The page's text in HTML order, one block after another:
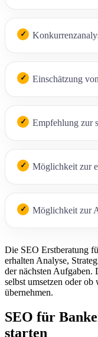
Einschätzung
Empfehlung zur
Möglichkeit zur
Möglichkeit zur
Die SEO Erstberatung
erhalten Analyse,
der nächsten Aufgaben.
selbst umsetzen oder
übernehmen.
SEO für
starten